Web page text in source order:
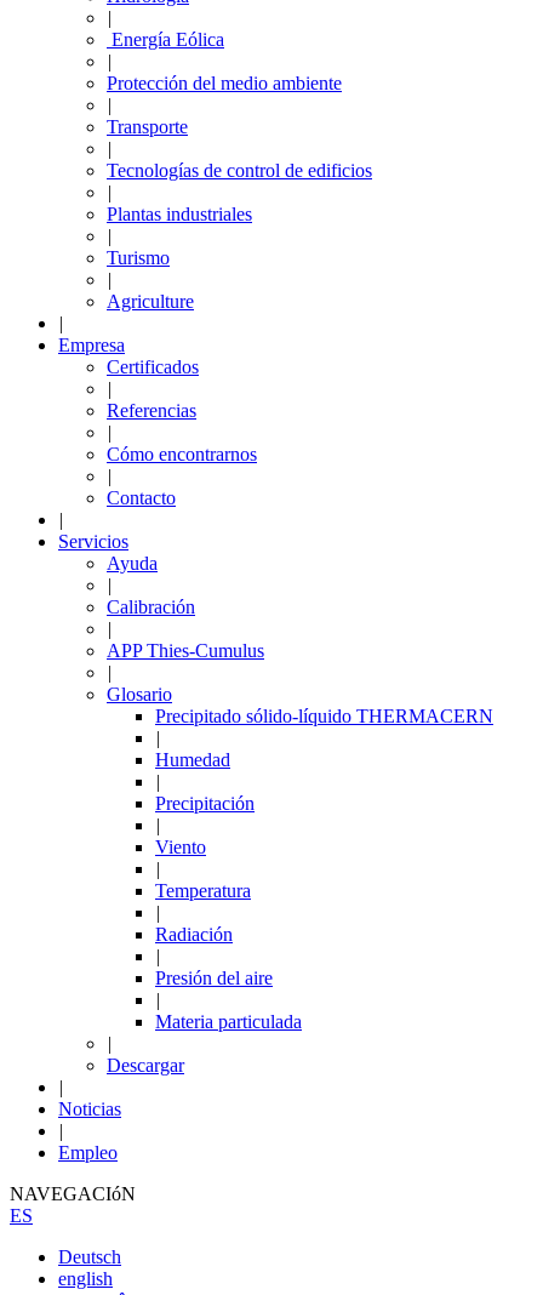
|
Energía Eólica
|
Protección del medio ambiente
|
Transporte
|
Tecnologías de control de edificios
|
Plantas industriales
|
Turismo
|
Agriculture
|
Empresa
Certificados
|
Referencias
|
Cómo encontrarnos
|
Contacto
|
Servicios
Ayuda
|
Calibración
|
APP Thies-Cumulus
|
Glosario
Precipitado sólido-líquido THERMACERN
|
Humedad
|
Precipitación
|
Viento
|
Temperatura
|
Radiación
|
Presión del aire
|
Materia particulada
|
Descargar
|
Noticias
|
Empleo
NAVEGACIóN
ES
Deutsch
english